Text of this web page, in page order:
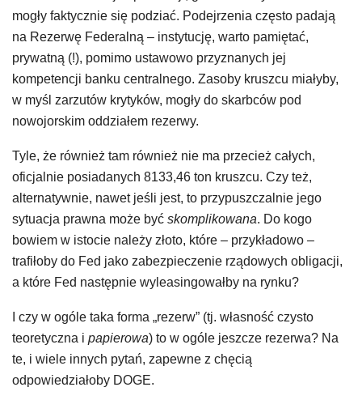
mogły faktycznie się podziać. Podejrzenia często padają
na Rezerwę Federalną – instytucję, warto pamiętać,
prywatną (!), pomimo ustawowo przyznanych jej
kompetencji banku centralnego. Zasoby kruszcu miałyby,
w myśl zarzutów krytyków, mogły do skarbców pod
nowojorskim oddziałem rezerwy.
Tyle, że również tam również nie ma przecież całych,
oficjalnie posiadanych 8133,46 ton kruszcu. Czy też,
alternatywnie, nawet jeśli jest, to przypuszczalnie jego
sytuacja prawna może być skomplikowana. Do kogo
bowiem w istocie należy złoto, które – przykładowo –
trafiłoby do Fed jako zabezpieczenie rządowych obligacji,
a które Fed następnie wyleasingowałby na rynku?
I czy w ogóle taka forma „rezerw” (tj. własność czysto
teoretyczna i papierowa) to w ogóle jeszcze rezerwa? Na
te, i wiele innych pytań, zapewne z chęcią
odpowiedziałoby DOGE.